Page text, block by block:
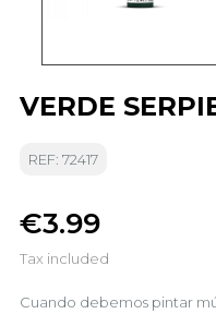
VERDE
REF: 72417
€3.99
Tax included
Cuando debemos pintar